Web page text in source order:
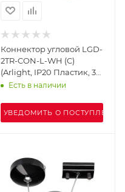
Коннектор угловой LGD-
2TR-CON-L-WH (C)
(Arlight, IP20 Пластик, 3
года)
Есть в наличии
УВЕДОМИТЬ О ПОСТУПЛЕНИИ